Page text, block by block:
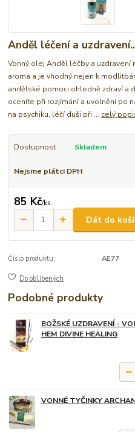
Anděl léčení a
Vonný olej Anděl léčby a uzdravení
aroma a je vhodný nejen k
andělské pomoci ohledně zdraví a
oceníte při rozjímání a uvolnění po
na psychiku, léčí duši při ... celý
Dostupnost Skladem
Nejsme plátci DPH
85 Kč/ks
Dát do
Číslo produktu: AE77
Do oblíbených
Podobné produkty
BOŽSKÉ UZDRAVENÍ -
HEM DIVINE HEALING
VONNÉ TYČINKY